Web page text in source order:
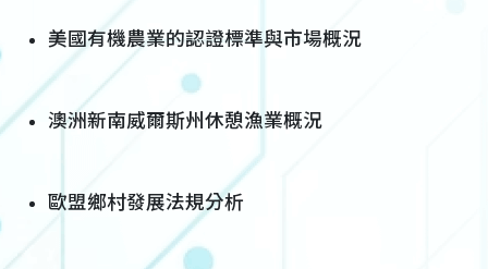
美國有機農業的認證標準與市場概況
澳洲新南威爾斯州休憩漁業概況
歐盟鄉村發展法規分析